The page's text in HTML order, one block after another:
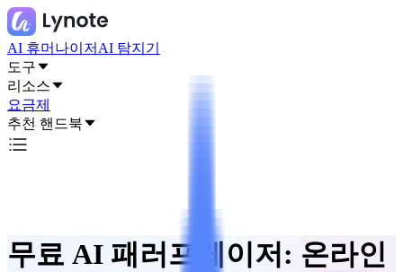
AI 휴머나이저 AI 탐지기
도구
리소스
요금제
추천 핸드북
무료 AI 패러프레이저: 온라인